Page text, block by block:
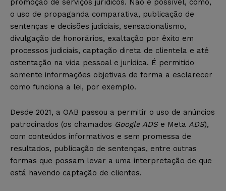
promoção de serviços jurídicos. Não é possível, como,
o uso de propaganda comparativa, publicação de
sentenças e decisões judiciais, sensacionalismo,
divulgação de honorários, exaltação por êxito em
processos judiciais, captação direta de clientela e até
ostentação na vida pessoal e jurídica. É permitido
somente informações objetivas de forma a esclarecer
como funciona a lei, por exemplo.
Desde 2021, a OAB passou a permitir o uso de anúncios
patrocinados (os chamados Google ADS e Meta ADS),
com conteúdos informativos e sem promessa de
resultados, publicação de sentenças, entre outras
formas que possam levar a uma interpretação de que
está havendo captação de clientes.